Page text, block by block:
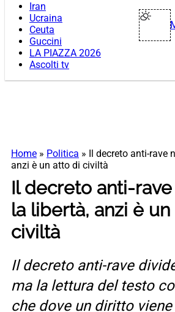
Iran
Ucraina
Ceuta
Guccini
LA PIAZZA 2026
Ascolti tv
Home » Politica »
Il decreto anti-rave
anzi è un atto di civiltà
Il decreto anti-
la libertà, anzi è
civiltà
Il decreto anti-rave
ma la lettura del testo
che dove un diritto